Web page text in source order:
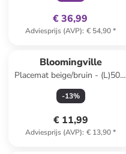
€ 36,99
Adviesprijs (AVP): € 54,90*
Bloomingville
Placemat beige/bruin - (L)50 x
(B)35 cm
-13%
€ 11,99
Adviesprijs (AVP): € 13,90*